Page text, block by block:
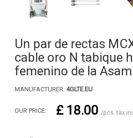
Un par de rectas
cable oro N tabique
femenino de la
MANUFACTURER: 4GLTE.EU
OUR PRICE: £ 18.00 /pcs. tax